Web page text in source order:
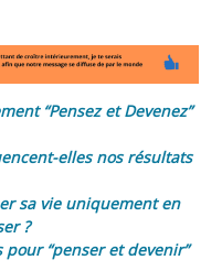
“Pensez et Devenez”
elles nos résultats
sa vie uniquement en
?
“penser et devenir”